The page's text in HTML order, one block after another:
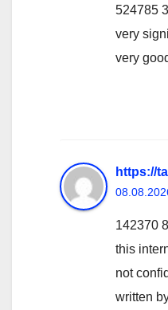
524785
very
very
https://
142370
this
not
written